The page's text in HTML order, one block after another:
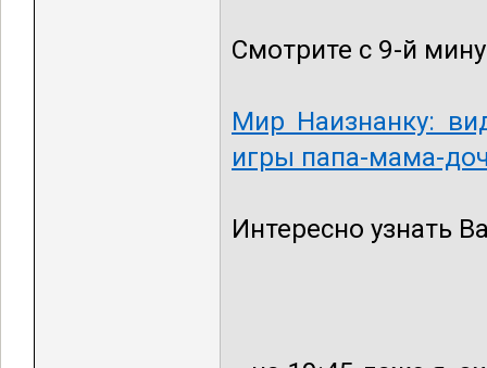
Смотрите с 9-й
Мир Наизнанку:
игры папа-мама-
Интересно узнать